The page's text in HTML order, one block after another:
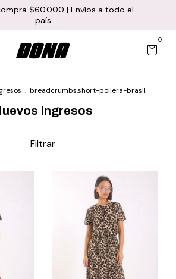
$60.000 | Envíos a todo el
país
0
. breadcrumbs.short-pollera-brasil
Ingresos
Filtrar